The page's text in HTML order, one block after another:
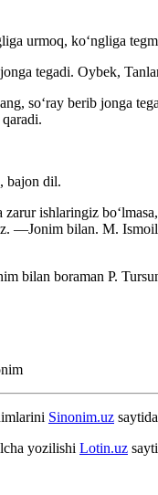
urmoq, koʻngliga
tegadi. Oybek,
soʻray berib jonga
bajon dil.
zarur ishlaringiz
—Jonim bilan. M.
bilan boraman P.
Sinonim.uz
yozilishi Lotin.uz